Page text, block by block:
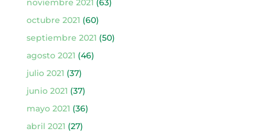
noviembre 2021 (63)
octubre 2021 (60)
septiembre 2021 (50)
agosto 2021 (46)
julio 2021 (37)
junio 2021 (37)
mayo 2021 (36)
abril 2021 (27)